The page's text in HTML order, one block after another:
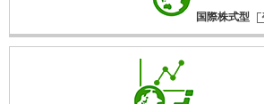
国際株式型